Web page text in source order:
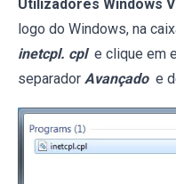
Utilizadores Windows
logo do Windows, na
inetcpl. cpl e clique em
separador Avançado e